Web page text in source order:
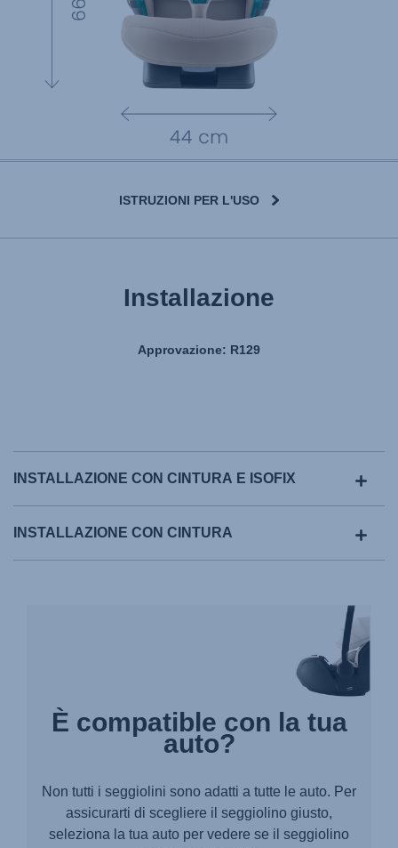
ISTRUZIONI PER L'USO
Installazione
Approvazione: R129
INSTALLAZIONE CON CINTURA E ISOFIX
INSTALLAZIONE CON CINTURA
È compatible con la tua
auto?
Non tutti i seggiolini sono adatti a tutte le auto. Per
assicurarti di scegliere il seggiolino giusto,
seleziona la tua auto per vedere se il seggiolino